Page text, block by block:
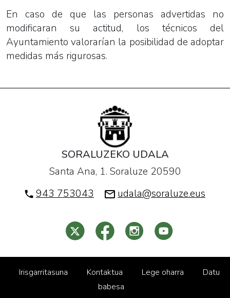
En caso de que las personas advertidas no
modificaran su actitud, los técnicos del
Ayuntamiento valorarían la posibilidad de adoptar
medidas más rigurosas.
SORALUZEKO UDALA
Santa Ana, 1. Soraluze 20590
943 753043
udala@soraluze.eus
Irisgarritasuna Kontaktua Lege oharra
Datu
babesa